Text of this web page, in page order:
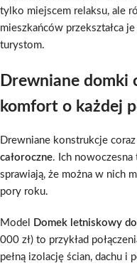
tylko miejscem relaksu, ale
mieszkańców przekształca
turystom.
Drewniane domki
komfort o każdej
Drewniane konstrukcje
całoroczne. Ich
sprawiają, że można w nich
pory roku.
Model Domek letniskowy
000 zł) to przykład
pełną izolację ścian, dachu i